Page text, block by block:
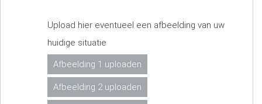
Upload hier eventueel een afbeelding van uw
huidige situatie
Afbeelding 1 uploaden
Afbeelding 2 uploaden